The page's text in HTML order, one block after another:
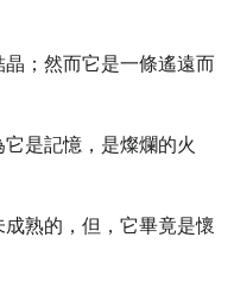
；然而它是一條遙遠而
是記憶，是燦爛的火
熟的，但，它畢竟是懷